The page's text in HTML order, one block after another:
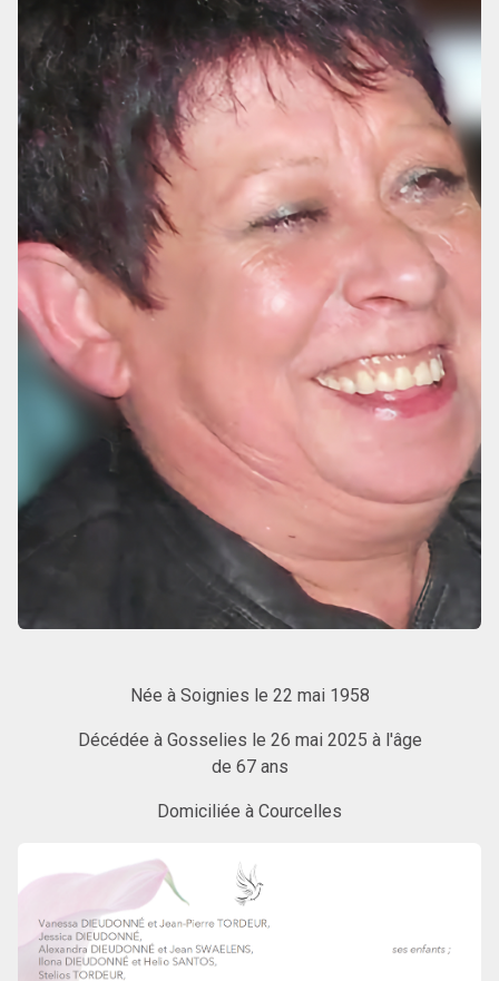
Née à Soignies le 22 mai 1958
Décédée à Gosselies le 26 mai 2025 à l'âge
de 67 ans
Domiciliée à Courcelles